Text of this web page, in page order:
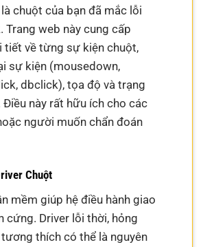
chuột của bạn đã mắc lỗi
Trang web này cung cấp
tiết về từng sự kiện chuột,
sự kiện (mousedown,
dbclick), tọa độ và trạng
Điều này rất hữu ích cho các
người muốn chẩn đoán
Chuột
mềm giúp hệ điều hành giao
cứng. Driver lỗi thời, hỏng
thích có thể là nguyên